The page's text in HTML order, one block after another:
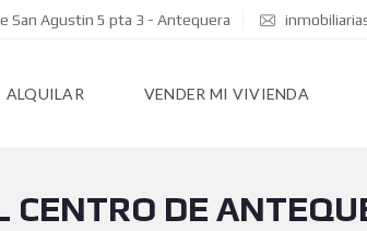
San Agustin 5 pta 3 - Antequera
ALQUILAR VENDER MI VIVIENDA
CENTRO DE